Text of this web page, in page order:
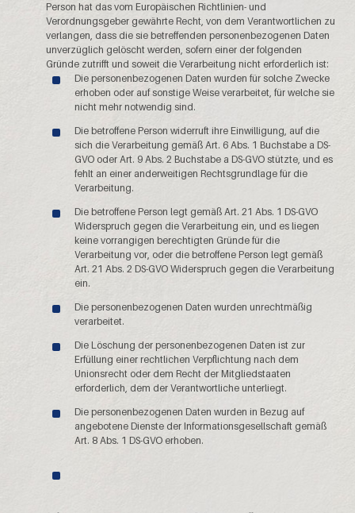
Person hat das vom Europäischen Richtlinien- und
Verordnungsgeber gewährte Recht, von dem Verantwortlichen zu
verlangen, dass die sie betreffenden personenbezogenen Daten
unverzüglich gelöscht werden, sofern einer der folgenden
Gründe zutrifft und soweit die Verarbeitung nicht erforderlich ist:
Die personenbezogenen Daten wurden für solche Zwecke
erhoben oder auf sonstige Weise verarbeitet, für welche sie
nicht mehr notwendig sind.
Die betroffene Person widerruft ihre Einwilligung, auf die
sich die Verarbeitung gemäß Art. 6 Abs. 1 Buchstabe a DS-
GVO oder Art. 9 Abs. 2 Buchstabe a DS-GVO stützte, und es
fehlt an einer anderweitigen Rechtsgrundlage für die
Verarbeitung.
Die betroffene Person legt gemäß Art. 21 Abs. 1 DS-GVO
Widerspruch gegen die Verarbeitung ein, und es liegen
keine vorrangigen berechtigten Gründe für die
Verarbeitung vor, oder die betroffene Person legt gemäß
Art. 21 Abs. 2 DS-GVO Widerspruch gegen die Verarbeitung
ein.
Die personenbezogenen Daten wurden unrechtmäßig
verarbeitet.
Die Löschung der personenbezogenen Daten ist zur
Erfüllung einer rechtlichen Verpflichtung nach dem
Unionsrecht oder dem Recht der Mitgliedstaaten
erforderlich, dem der Verantwortliche unterliegt.
Die personenbezogenen Daten wurden in Bezug auf
angebotene Dienste der Informationsgesellschaft gemäß
Art. 8 Abs. 1 DS-GVO erhoben.